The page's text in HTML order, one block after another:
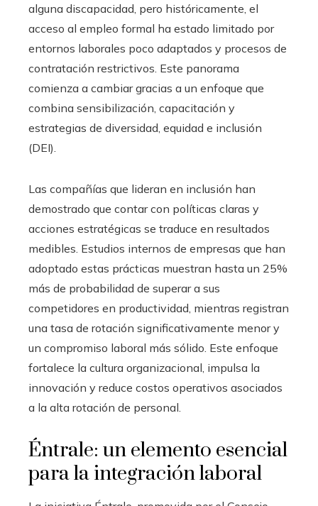
alguna discapacidad, pero históricamente, el
acceso al empleo formal ha estado limitado por
entornos laborales poco adaptados y procesos de
contratación restrictivos. Este panorama
comienza a cambiar gracias a un enfoque que
combina sensibilización, capacitación y
estrategias de diversidad, equidad e inclusión
(DEI).
Las compañías que lideran en inclusión han
demostrado que contar con políticas claras y
acciones estratégicas se traduce en resultados
medibles. Estudios internos de empresas que han
adoptado estas prácticas muestran hasta un 25%
más de probabilidad de superar a sus
competidores en productividad, mientras registran
una tasa de rotación significativamente menor y
un compromiso laboral más sólido. Este enfoque
fortalece la cultura organizacional, impulsa la
innovación y reduce costos operativos asociados
a la alta rotación de personal.
Éntrale: un elemento esencial
para la integración laboral